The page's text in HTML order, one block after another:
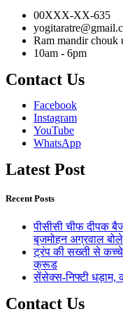
00XXX-XX-635
Ram mandir chouk
10am - 6pm
Contact Us
Facebook
Instagram
YouTube
WhatsApp
Latest Post
Recent Posts
पीसीसी चीफ दीपक
बृजमोहन अग्रवाल
ट्रंप की सख्ती से
क्रूड
सेंसेक्स-निफ्टी धड़ाम,
Contact Us